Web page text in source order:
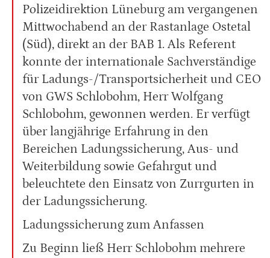
Polizeidirektion Lüneburg am vergangenen
Mittwochabend an der Rastanlage Ostetal
(Süd), direkt an der BAB 1. Als Referent
konnte der internationale Sachverständige
für Ladungs-/Transportsicherheit und CEO
von GWS Schlobohm, Herr Wolfgang
Schlobohm, gewonnen werden. Er verfügt
über langjährige Erfahrung in den
Bereichen Ladungssicherung, Aus- und
Weiterbildung sowie Gefahrgut und
beleuchtete den Einsatz von Zurrgurten in
der Ladungssicherung.
Ladungssicherung zum Anfassen
Zu Beginn ließ Herr Schlobohm mehrere